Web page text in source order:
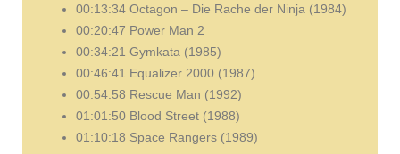
00:13:34 Octagon – Die Rache der Ninja (1984)
00:20:47 Power Man 2
00:34:21 Gymkata (1985)
00:46:41 Equalizer 2000 (1987)
00:54:58 Rescue Man (1992)
01:01:50 Blood Street (1988)
01:10:18 Space Rangers (1989)